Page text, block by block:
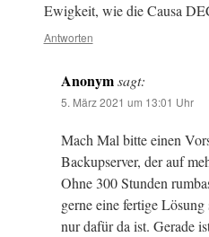
Ewigkeit, wie die Causa
Antworten
Anonymsagt:
5. März 2021 um 13:01 Uhr
Mach Mal bitte einen
Backupserver, der auf
Ohne 300 Stunden
gerne eine fertige
nur dafür da ist. Gerade